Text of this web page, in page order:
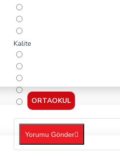
ORTAOKUL
Kalite
Yorumu Gönder